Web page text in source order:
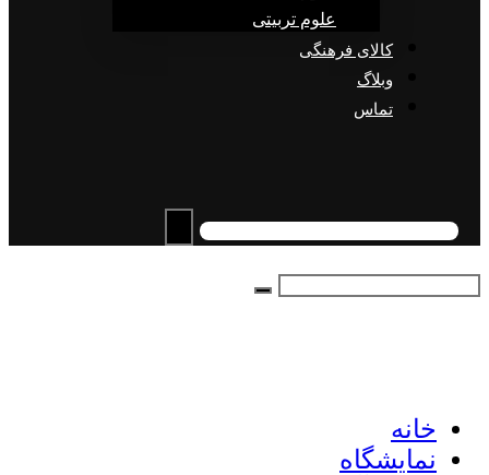
علوم تربیتی
کالای فرهنگی
وبلاگ
تماس
خانه
نمایشگاه